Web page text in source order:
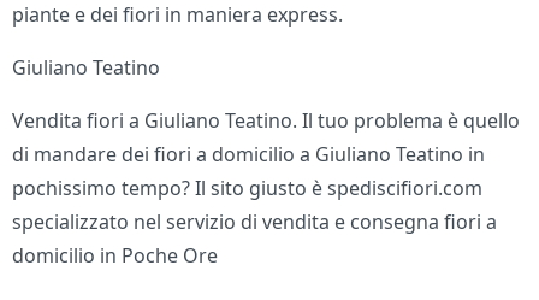
piante e dei fiori in maniera express.
Giuliano Teatino
Vendita fiori a Giuliano Teatino. Il tuo problema è quello
di mandare dei fiori a domicilio a Giuliano Teatino in
pochissimo tempo? Il sito giusto è spediscifiori.com
specializzato nel servizio di vendita e consegna fiori a
domicilio in Poche Ore